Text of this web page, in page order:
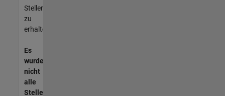
Stellenangeboten
zu
erhalten.
Es
wurden
nicht
alle
Stellen